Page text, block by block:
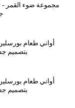
مجموعة ضوء القمر -
بتصميم جديد لعام
بتصميم جديد لعام